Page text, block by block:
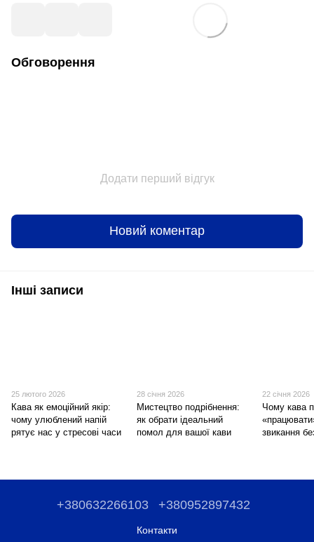
Обговорення
Додати перший відгук
Новий коментар
Інші записи
25 лютого 2026
Кава як емоційний якір:
чому улюблений напій
рятує нас у стресові часи
28 січня 2026
Мистецтво подрібнення:
як обрати ідеальний
помол для вашої кави
22 січня 2026
Чому кава
звикання
+380632266103 +380952897432
Контакти